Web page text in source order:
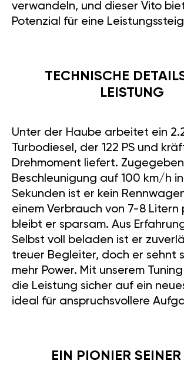
verwandeln, und dieser Vito
Potenzial für eine
TECHNISCHE
LEISTUNG
Unter der Haube arbeitet ein
Turbodiesel, der 122 PS und
Drehmoment liefert.
Beschleunigung auf 100 km/h
Sekunden ist er kein
einem Verbrauch von 7-8 Litern
bleibt er sparsam. Aus
Selbst voll beladen ist er
treuer Begleiter, doch er sehnt
mehr Power. Mit unserem
die Leistung sicher auf ein
ideal für anspruchsvollere
EIN PIONIER SEINER